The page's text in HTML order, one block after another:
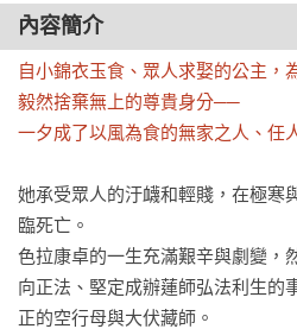
內容簡介
自小錦衣玉食、眾人求娶的公主，
毅然捨棄無上的尊貴身分──
一夕成了以風為食的無家之人、任
她承受眾人的汙衊和輕賤，在極寒
臨死亡。
色拉康卓的一生充滿艱辛與劇變，
向正法、堅定成辦蓮師弘法利生的
正的空行母與大伏藏師。